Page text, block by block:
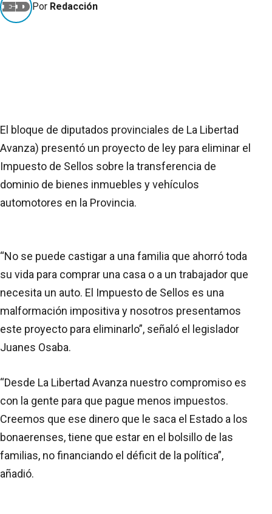
Por Redacción
El bloque de diputados provinciales de La Libertad
Avanza) presentó un proyecto de ley para eliminar el
Impuesto de Sellos sobre la transferencia de
dominio de bienes inmuebles y vehículos
automotores en la Provincia.
“No se puede castigar a una familia que ahorró toda
su vida para comprar una casa o a un trabajador que
necesita un auto. El Impuesto de Sellos es una
malformación impositiva y nosotros presentamos
este proyecto para eliminarlo”, señaló el legislador
Juanes Osaba.
“Desde La Libertad Avanza nuestro compromiso es
con la gente para que pague menos impuestos.
Creemos que ese dinero que le saca el Estado a los
bonaerenses, tiene que estar en el bolsillo de las
familias, no financiando el déficit de la política”,
añadió.